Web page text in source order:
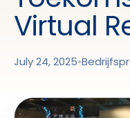
Virtual
July 24, 2025•